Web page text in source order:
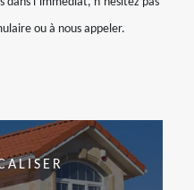
ou à nous appeler.